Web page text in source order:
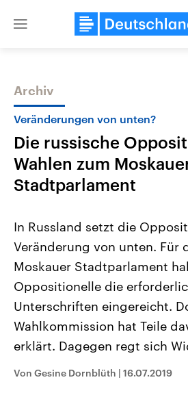
Close
Themen
2026
Alle Informationen
Sachsen-Anhalt wählt am 6.
September 2026 einen neuen
Landtag. Seit 2021 wird das
Bundesland von einer Koalition aus
CDU, SPD und FDP regiert.-
Umfragen, Prognosen,
und Hintergründe zu den Parteien
Wahl.
Sendungen Programm
Archiv
Veränderungen von unten?
Die russische
Wahlen zum
Stadtparlament
In Russland setzt die
Veränderung von unten. Für
Moskauer Stadtparlament
Oppositionelle die
Unterschriften eingereicht.
Wahlkommission hat Teile
erklärt. Dagegen regt sich
Von Gesine Dornblüth | 16.07.2019